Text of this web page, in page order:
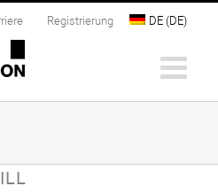
Registrierung DE (DE)